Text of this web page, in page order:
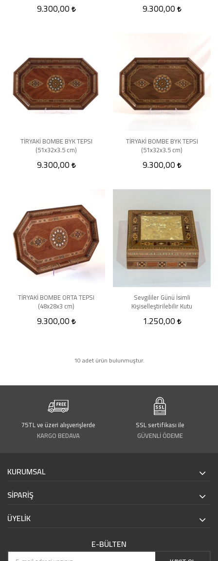
9.300,00 9.300,00
TİRYAKİ BOMBE BYK TEPSI
(51x32x3.5 cm)
9.300,00
TİRYAKİ BOMBE BYK TEPSI
(51x32x3.5 cm)
9.300,00
TİRYAKİ BOMBE ORTA TEPSI
(48x28x3 cm)
9.300,00
Sevgililer Günü İsimli
Kişiselleştirilebilir Kutu
1.250,00
10 adet ürün bulunmuştur.
75TL ve üzeri alışverişlerde
KARGO BEDAVA
SSL sertifikası ile
GÜVENLİ ÖDEME
KURUMSAL
SİPARİŞ
ÜYELİK
E-BÜLTEN